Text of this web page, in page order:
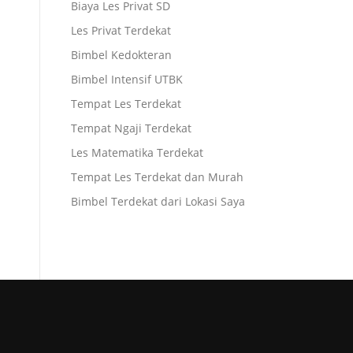
Biaya Les Privat SD
Les Privat Terdekat
Bimbel Kedokteran
Bimbel Intensif UTBK
Tempat Les Terdekat
Tempat Ngaji Terdekat
Les Matematika Terdekat
Tempat Les Terdekat dan Murah
Bimbel Terdekat dari Lokasi Saya